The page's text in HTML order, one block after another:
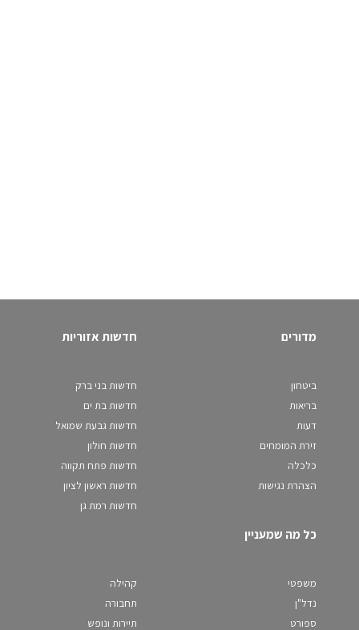
מדורים
ביטחון
בריאות
דעות
זירת המומחים
כלכלה
הצהרת נגישות
חדשות אזוריות
חדשות בני ברק
חדשות בת ים
חדשות גבעת שמואל
חדשות חולון
חדשות פתח תקווה
חדשות ראשון לציון
חדשות רמת גן
כל מה שמעניין
משפטי
נדל"ן
ספורט
קהילה
תחבורה
תיירות ונופש